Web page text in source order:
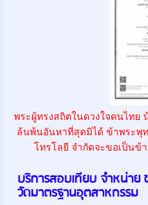
พระผู้ทรงสถิตในดวงใจคนไท
ล้นพ้นอันหาที่สุดมิได้ ข้าพระพุ
โทรโลยี จำกัดจะขอเป็นข้
บริการสอบเทียบ จำหน่าย
วัดมาตรฐานอุตสาหกรรม